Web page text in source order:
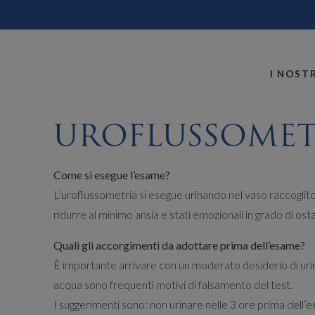
I
Come si esegue l’esame?
L’uroflussometria si esegue urinando nel vaso
ridurre al minimo ansia e stati emozionali in grado di
Quali gli accorgimenti da adottare prima dell’esame?
È importante arrivare con un moderato desiderio di
acqua sono frequenti motivi di falsamento del test.
I suggerimenti sono: non urinare nelle 3 ore prima